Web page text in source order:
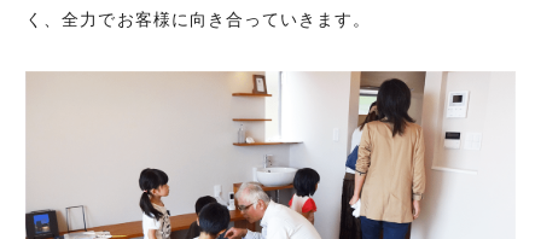
く、全力でお客様に向き合っていきます。